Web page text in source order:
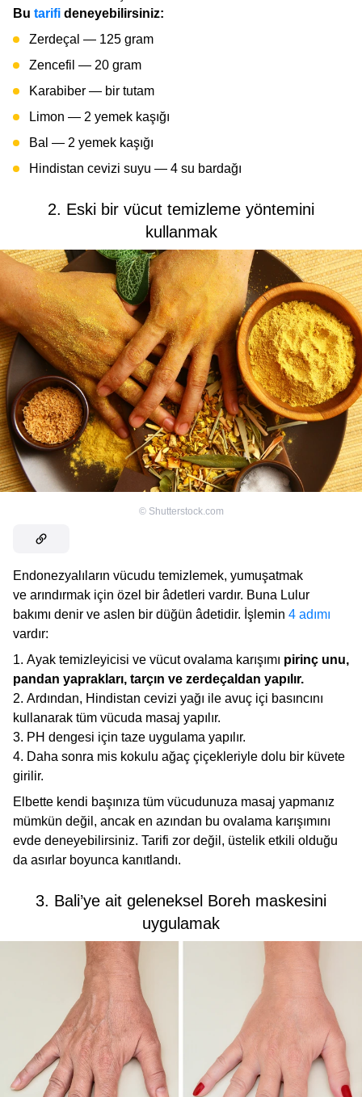
Bu tarifi deneyebilirsiniz:
Zerdeçal — 125 gram
Zencefil — 20 gram
Karabiber — bir tutam
Limon — 2 yemek kaşığı
Bal — 2 yemek kaşığı
Hindistan cevizi suyu — 4 su bardağı
2. Eski bir vücut temizleme yöntemini
kullanmak
© Shutterstock.com
Endonezyalıların vücudu temizlemek, yumuşatmak
ve arındırmak için özel bir âdetleri vardır. Buna Lulur
bakımı denir ve aslen bir düğün âdetidir. İşlemin 4 adımı
vardır:
Ayak temizleyicisi ve vücut ovalama karışımı pirinç unu,
pandan yaprakları, tarçın ve zerdeçaldan yapılır.
Ardından, Hindistan cevizi yağı ile avuç içi basıncını
kullanarak tüm vücuda masaj yapılır.
PH dengesi için taze uygulama yapılır.
Daha sonra mis kokulu ağaç çiçekleriyle dolu bir küvete
girilir.
Elbette kendi başınıza tüm vücudunuza masaj yapmanız
mümkün değil, ancak en azından bu ovalama karışımını
evde deneyebilirsiniz. Tarifi zor değil, üstelik etkili olduğu
da asırlar boyunca kanıtlandı.
3. Bali’ye ait geleneksel Boreh maskesini
uygulamak